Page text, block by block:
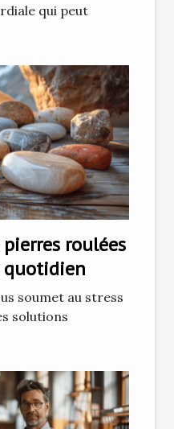
qui peut
roulées
quotidien
soumet au stress
solutions